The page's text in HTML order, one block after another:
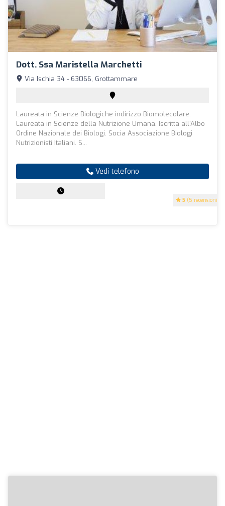
Dott. Ssa Maristella Marchetti
5 (5 recensioni)
Via Ischia 34 - 63066, Grottammare
Laureata in Scienze Biologiche indirizzo Biomolecolare.
Laureata in Scienze della Nutrizione Umana. Iscritta all'Albo
Ordine Nazionale dei Biologi. Socia Associazione Biologi
Nutrizionisti Italiani. S...
Vedi telefono